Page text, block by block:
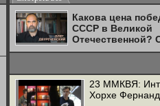
Какова цена
СССР в Великой
Отечественной?
Двуреченский о
23 ММКВЯ:
Хорхе